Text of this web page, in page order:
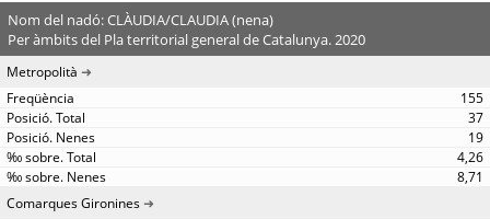
Nom del nadó: CLÀUDIA/CLAUDIA (nena)
Per àmbits del Pla territorial general de Catalunya. 2020
Metropolità
155
37
19
4,26
8,71
Comarques Gironines